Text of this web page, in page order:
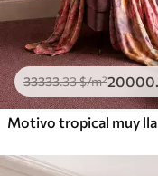
33333.33$/m²20000